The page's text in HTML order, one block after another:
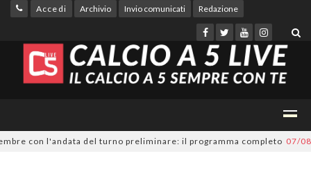
Accedi Archivio Invio comunicati Redazione
con l'andata del turno preliminare: il programma completo 07/08/